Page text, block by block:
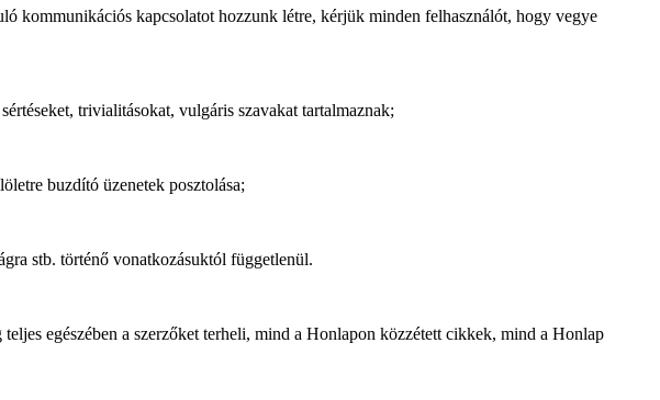
kommunikációs kapcsolatot hozzunk létre, kérjük minden felhasználót, hogy vegye
trivialitásokat, vulgáris szavakat tartalmaznak;
buzdító üzenetek posztolása;
stb. történő vonatkozásuktól függetlenül.
egészében a szerzőket terheli, mind a Honlapon közzétett cikkek, mind a Honlap